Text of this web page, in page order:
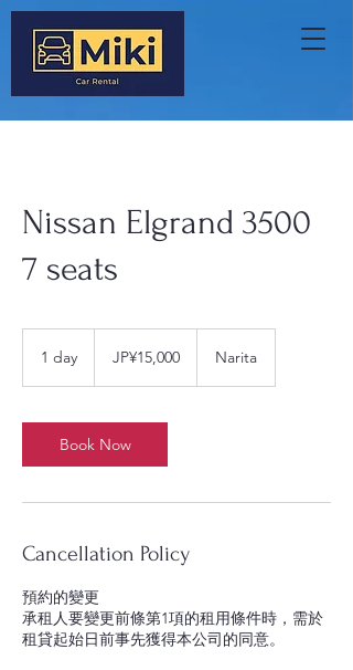
Nissan Elgrand 3500
7 seats
1 day
yenJP¥15,000 Narita
Book Now
Cancellation Policy
預約的變更
承租人要變更前條第1項的租用條件時，需於
租貸起始日前事先獲得本公司的同意。